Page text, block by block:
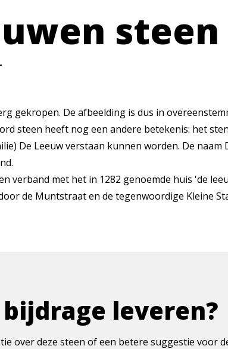
steen
gekropen. De afbeelding is dus in
steen heeft nog een andere betekenis: het
De Leeuw verstaan kunnen worden. De
verband met het in 1282 genoemde huis 'de
de Muntstraat en de tegenwoordige Kleine
leveren?
over deze steen of een betere suggestie voor